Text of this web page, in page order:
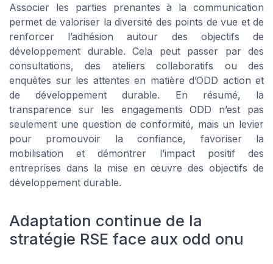
Associer les parties prenantes à la communication
permet de valoriser la diversité des points de vue et de
renforcer l’adhésion autour des objectifs de
développement durable. Cela peut passer par des
consultations, des ateliers collaboratifs ou des
enquêtes sur les attentes en matière d’ODD action et
de développement durable. En résumé, la
transparence sur les engagements ODD n’est pas
seulement une question de conformité, mais un levier
pour promouvoir la confiance, favoriser la
mobilisation et démontrer l’impact positif des
entreprises dans la mise en œuvre des objectifs de
développement durable.
Adaptation continue de la
stratégie RSE face aux odd onu